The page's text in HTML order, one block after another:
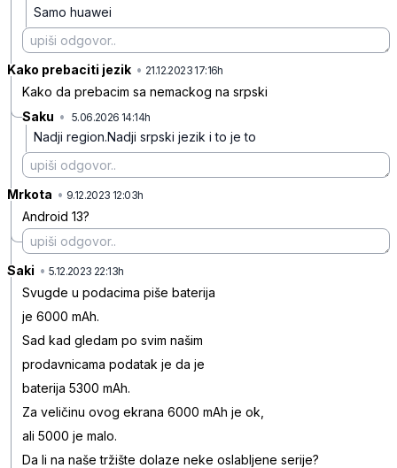
Samo huawei
Kako prebaciti jezik • 21.12.2023 17:16h
Kako da prebacim sa nemackog na srpski
Saku • 5.06.2026 14:14h
Nadji region.Nadji srpski jezik i to je to
Mrkota • 9.12.2023 12:03h
Android 13?
Saki • 5.12.2023 22:13h
Svugde u podacima piše baterija
je 6000 mAh.
Sad kad gledam po svim našim
prodavnicama podatak je da je
baterija 5300 mAh.
Za veličinu ovog ekrana 6000 mAh je ok,
ali 5000 je malo.
Da li na naše tržište dolaze neke oslabljene serije?